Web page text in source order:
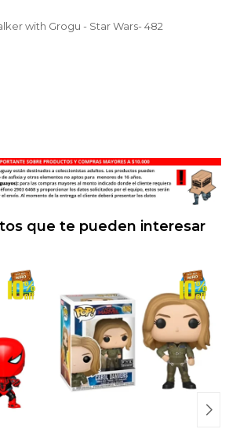
with Grogu - Star Wars- 482
que te pueden interesar